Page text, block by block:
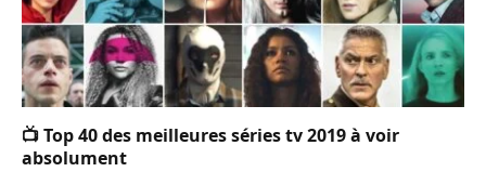
📺 Top 40 des meilleures séries tv 2019 à voir
absolument